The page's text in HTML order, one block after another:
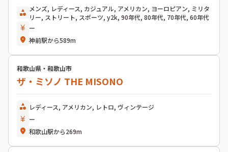
category メンズ, レディース, カジュアル, アメリカン, ヨーロピアン, ミリタ
リー, ストリート, スポーツ, y2k, 90年代, 80年代, 70年代, 60年代
currency_yen ー
location_on 神前駅から589m
和歌山県・和歌山市
ザ・ミソノ THE MISONO
category レディース, アメリカン, レトロ, ヴィンテージ
currency_yen ー
location_on 和歌山駅から269m